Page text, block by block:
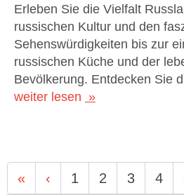
Erleben Sie die Vielfalt
russischen Kultur und den
Sehenswürdigkeiten bis zur
russischen Küche und der
Bevölkerung. Entdecken Sie
weiter lesen
« ‹ 1 2 3 4